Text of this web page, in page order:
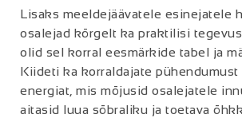
Lisaks meeldejäävatele esinejatele
osalejad kõrgelt ka praktilisi
olid sel korral eesmärkide tabel ja
Kiideti ka korraldajate pühendumust
energiat, mis mõjusid osalejatele
aitasid luua sõbraliku ja toetava